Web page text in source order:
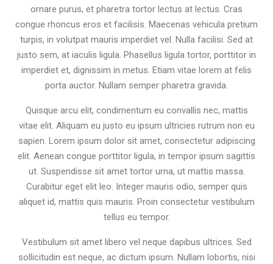
ornare purus, et pharetra tortor lectus at lectus. Cras
congue rhoncus eros et facilisis. Maecenas vehicula pretium
turpis, in volutpat mauris imperdiet vel. Nulla facilisi. Sed at
justo sem, at iaculis ligula. Phasellus ligula tortor, porttitor in
imperdiet et, dignissim in metus. Etiam vitae lorem at felis
porta auctor. Nullam semper pharetra gravida.
Quisque arcu elit, condimentum eu convallis nec, mattis
vitae elit. Aliquam eu justo eu ipsum ultricies rutrum non eu
sapien. Lorem ipsum dolor sit amet, consectetur adipiscing
elit. Aenean congue porttitor ligula, in tempor ipsum sagittis
ut. Suspendisse sit amet tortor urna, ut mattis massa.
Curabitur eget elit leo. Integer mauris odio, semper quis
aliquet id, mattis quis mauris. Proin consectetur vestibulum
tellus eu tempor.
Vestibulum sit amet libero vel neque dapibus ultrices. Sed
sollicitudin est neque, ac dictum ipsum. Nullam lobortis, nisi